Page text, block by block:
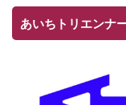
あいちトリエンナ